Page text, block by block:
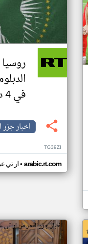
في 4 دول أفريقية
اخبار جزر
TG39ZI
ار تي• arabic.rt.com
اخبار جزر القمر من ار